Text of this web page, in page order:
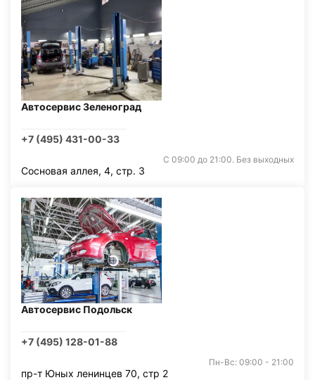
Автосервис Зеленоград
+7 (495) 431-00-33
С 09:00 до 21:00. Без выходных
Сосновая аллея, 4, стр. 3
Автосервис Подольск
+7 (495) 128-01-88
Пн-Вс: 09:00 - 21:00
пр-т Юных ленинцев 70, стр 2